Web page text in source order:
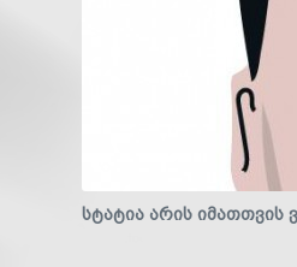
სტატია არის იმათთვის